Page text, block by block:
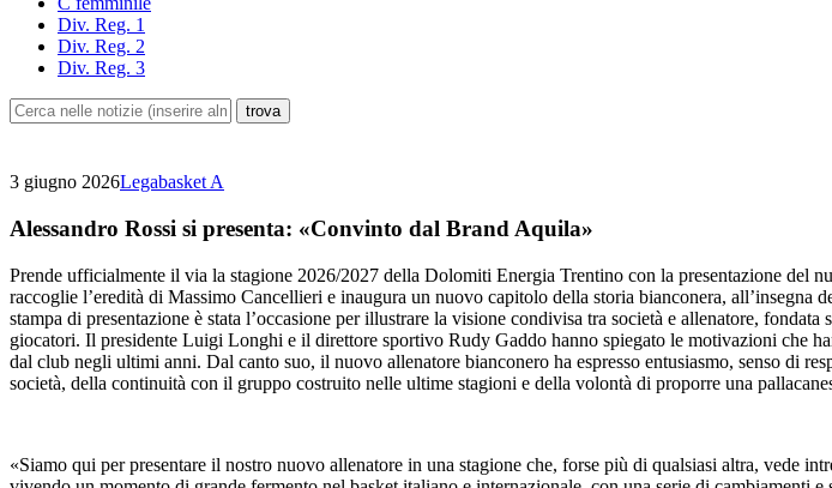
Div. Reg. 1
Div. Reg. 2
Div. Reg. 3
3 giugno 2026Legabasket A
Alessandro Rossi si presenta: «Convinto dal Brand Aquila»
Prende ufficialmente il via la stagione 2026/2027 della Dolomiti Energia Trentino con la presentazione del
raccoglie l’eredità di Massimo Cancellieri e inaugura un nuovo capitolo della storia bianconera,
stampa di presentazione è stata l’occasione per illustrare la visione condivisa tra società e allenatore,
giocatori. Il presidente Luigi Longhi e il direttore sportivo Rudy Gaddo hanno spiegato le motivazioni che
dal club negli ultimi anni. Dal canto suo, il nuovo allenatore bianconero ha espresso entusiasmo, senso di
società, della continuità con il gruppo costruito nelle ultime stagioni e della volontà di proporre una
«Siamo qui per presentare il nostro nuovo allenatore in una stagione che, forse più di qualsiasi altra, vede